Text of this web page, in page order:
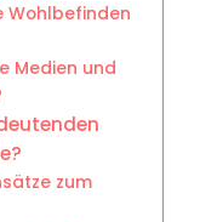
Wohlbefinden
Medien und
zum